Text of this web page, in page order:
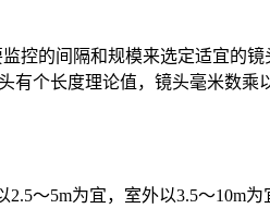
控的间隔和规模来选定适宜的
个长度理论值，镜头毫米数乘
～5m为宜，室外以3.5～10m